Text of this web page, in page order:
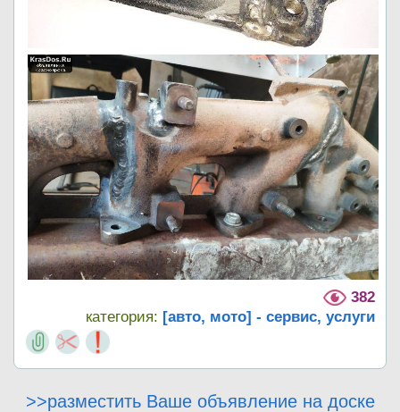
382
категория: [авто, мото] - сервис, услуги
>>разместить Ваше объявление на доске